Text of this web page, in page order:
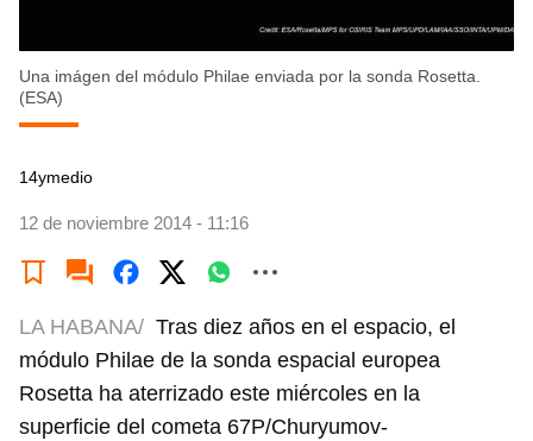
Una imágen del módulo Philae enviada por la sonda Rosetta.
(ESA)
14ymedio
12 de noviembre 2014 - 11:16
LA HABANA/ Tras diez años en el espacio, el
módulo Philae de la sonda espacial europea
Rosetta ha aterrizado este miércoles en la
superficie del cometa 67P/Churyumov-